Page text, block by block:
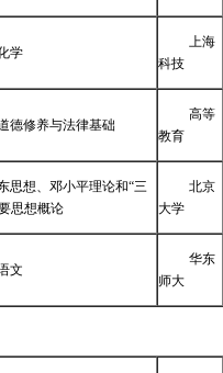
学
上海
科技
德修养与法律基础
高等
教育
思想、邓小平理论和“三
思想概论
北京
大学
文
华东
师大